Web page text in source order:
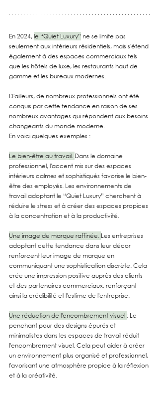
En 2024, le “Quiet Luxury” ne se limite pas
seulement aux intérieurs résidentiels, mais s'étend
également à des espaces commerciaux tels
que les hôtels de luxe, les restaurants haut de
gamme et les bureaux modernes.
D'ailleurs, de nombreux professionnels ont été
conquis par cette tendance en raison de ses
nombreux avantages qui répondent aux besoins
changeants du monde moderne.
En voici quelques exemples :
Le bien-être au travail. Dans le domaine
professionnel, l'accent mis sur des espaces
intérieurs calmes et sophistiqués favorise le bien-
être des employés. Les environnements de
travail adoptant le “Quiet Luxury” cherchent à
réduire le stress et à créer des espaces propices
à la concentration et à la productivité.
Une image de marque raffinée. Les entreprises
adoptant cette tendance dans leur décor
renforcent leur image de marque en
communiquant une sophistication discrète. Cela
crée une impression positive auprès des clients
et des partenaires commerciaux, renforçant
ainsi la crédibilité et l'estime de l'entreprise.
Une réduction de l'encombrement visuel : Le
penchant pour des designs épurés et
minimalistes dans les espaces de travail réduit
l'encombrement visuel. Cela peut aider à créer
un environnement plus organisé et professionnel,
favorisant une atmosphère propice à la réflexion
et à la créativité.